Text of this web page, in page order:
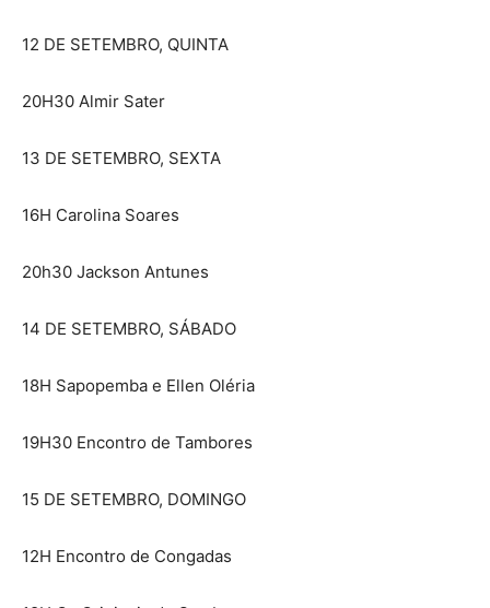
12 DE SETEMBRO, QUINTA
20H30 Almir Sater
13 DE SETEMBRO, SEXTA
16H Carolina Soares
20h30 Jackson Antunes
14 DE SETEMBRO, SÁBADO
18H Sapopemba e Ellen Oléria
19H30 Encontro de Tambores
15 DE SETEMBRO, DOMINGO
12H Encontro de Congadas